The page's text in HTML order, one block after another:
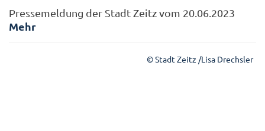
Pressemeldung der Stadt Zeitz vom 20.06.2023
Mehr
© Stadt Zeitz /Lisa Drechsler